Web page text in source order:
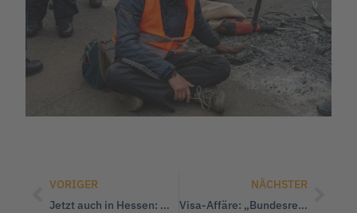
VORIGER
Jetzt auch in Hessen: WerteUnion gründet den 10. Landesverband
NÄCHSTER
Visa-Affäre: „Bundesregierung nicht bereit, sich an Gesetze zu halten!“